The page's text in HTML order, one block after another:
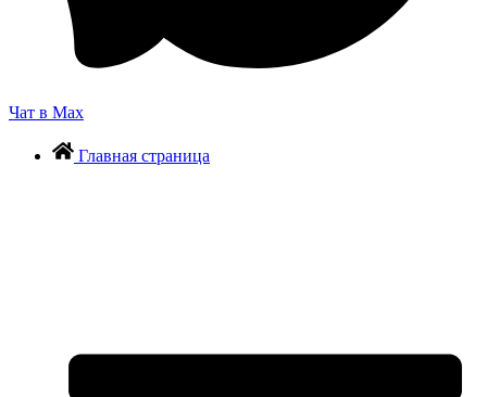
Чат в Max
Главная страница